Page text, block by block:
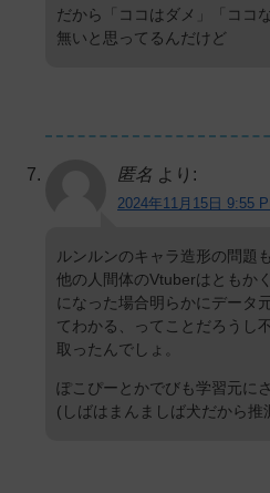
だから「ココはダメ」「ココ
無いと思ってるんだけど
匿名 より:
2024年11月15日 9:55
ルンルンのキャラ造形の問題
他の人間体のVtuberはともか
になった場合明らかにデータ
てわかる、ってことだろうし
取ったんでしょ。
ぽこぴーとかでびも学習元に
(しばはまんましば犬だから推